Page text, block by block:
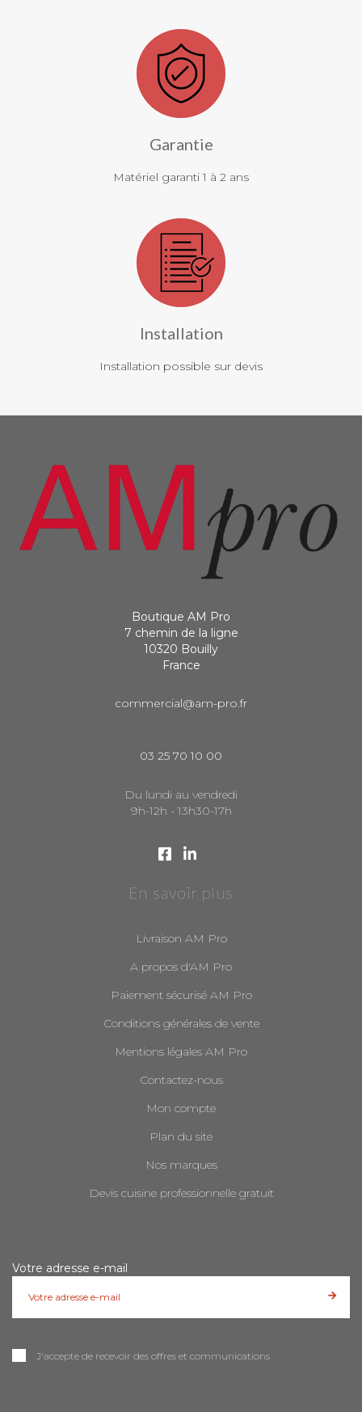
Garantie
Matériel garanti 1 à 2 ans
Installation
Installation possible sur devis
Boutique AM Pro
7 chemin de la ligne
10320 Bouilly
France
commercial@am-pro.fr
03 25 70 10 00
Du lundi au vendredi
9h-12h - 13h30-17h
En savoir plus
Livraison AM Pro
A propos d'AM Pro
Paiement sécurisé AM Pro
Conditions générales de vente
Mentions légales AM Pro
Contactez-nous
Mon compte
Plan du site
Nos marques
Devis cuisine professionnelle gratuit
Votre adresse e-mail
J'accepte de recevoir des offres et communications